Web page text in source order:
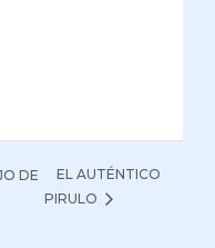
DE
EL AUTÉNTICO
PIRULO